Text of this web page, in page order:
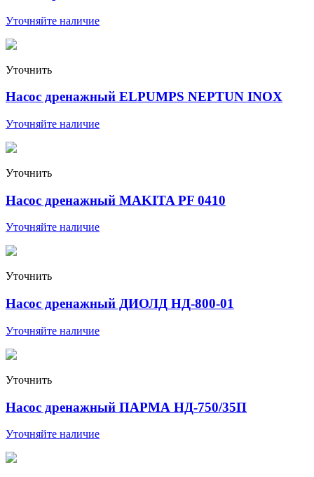
Уточняйте наличие
Уточнить
Насос дренажный ELPUMPS NEPTUN INOX
Уточняйте наличие
Уточнить
Насос дренажный MAKITA PF 0410
Уточняйте наличие
Уточнить
Насос дренажный ДИОЛД НД-800-01
Уточняйте наличие
Уточнить
Насос дренажный ПАРМА НД-750/35П
Уточняйте наличие